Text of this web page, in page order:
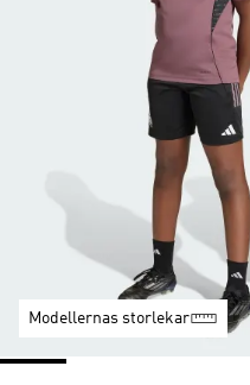
Modellernas storlekar